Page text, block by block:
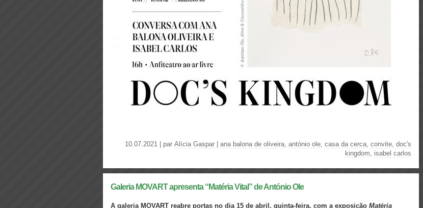
10.07.2021 | par Alícia Gaspar ana balona de oliveira, antónio ole, casa da cerca, convite, doc's
kingdom, isabel carlos
Galeria MOVART apresenta “Matéria Vital” de António Ole
A galeria MOVART reabre portas no dia 15 de abril, quinta-feira, com a exposição Matéria